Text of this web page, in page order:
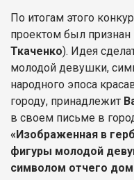
По итогам этого
проектом был
Ткаченко). Идея
молодой девушки,
народного эпоса
городу, принадлежит
в своем письме в
«Изображенная в
фигуры молодой
символом отчего